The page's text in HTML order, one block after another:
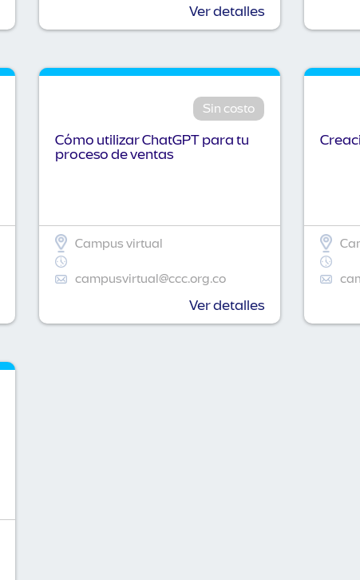
Ver detalles
Sin costo
Cómo utilizar ChatGPT para tu
proceso de ventas
Campus virtual
campusvirtual@ccc.org.co
Ver detalles